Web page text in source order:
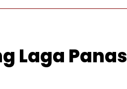
Laga Panas